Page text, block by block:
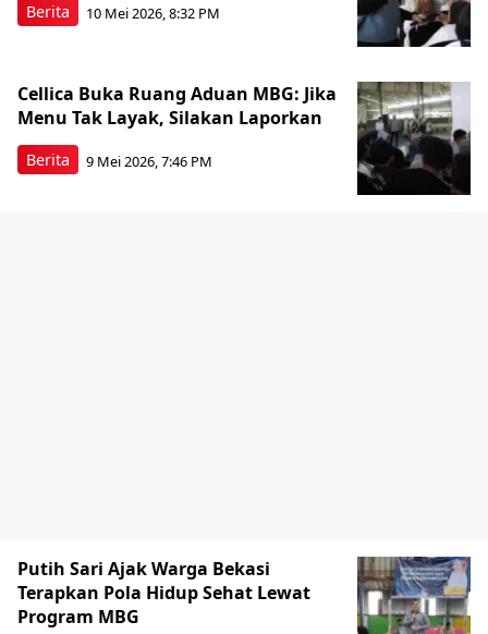
Berita 10 Mei 2026, 8:32 PM
Berita
Cellica Buka Ruang Aduan MBG: Jika
Menu Tak Layak, Silakan Laporkan
9 Mei 2026, 7:46 PM
Putih Sari Ajak Warga Bekasi
Terapkan Pola Hidup Sehat Lewat
Program MBG